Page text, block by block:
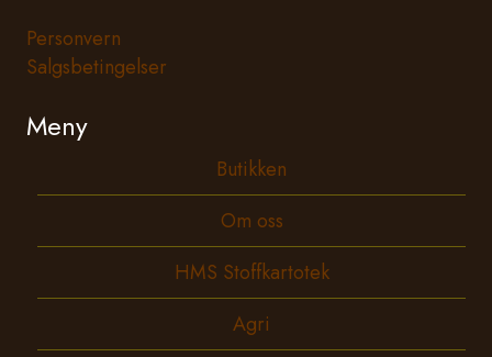
Personvern
Salgsbetingelser
Meny
Butikken
Om oss
HMS Stoffkartotek
Agri